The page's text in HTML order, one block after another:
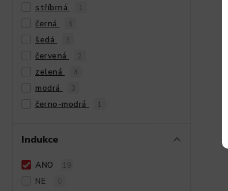
stříbrná 1
černá 3
šedá 3
červená 2
zelená 4
modrá 3
černo-modrá 1
Indukce
ANO 19
NE